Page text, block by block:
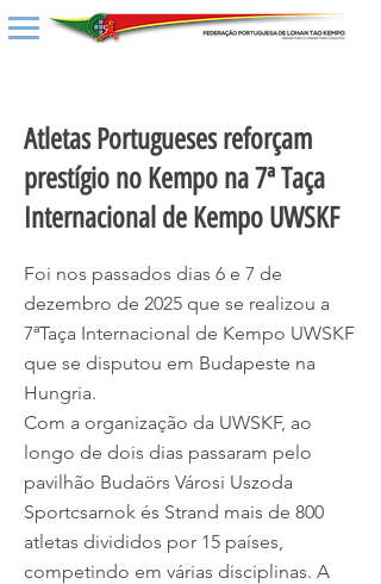
Atletas Portugueses reforçam
prestígio no Kempo na 7ª Taça
Internacional de Kempo UWSKF
Foi nos passados dias 6 e 7 de
dezembro de 2025 que se realizou a
7ªTaça Internacional de Kempo UWSKF
que se disputou em Budapeste na
Hungria.
Com a organização da UWSKF, ao
longo de dois dias passaram pelo
pavilhão Budaörs Városi Uszoda
Sportcsarnok és Strand mais de 800
atletas divididos por 15 países,
competindo em várias disciplinas. A